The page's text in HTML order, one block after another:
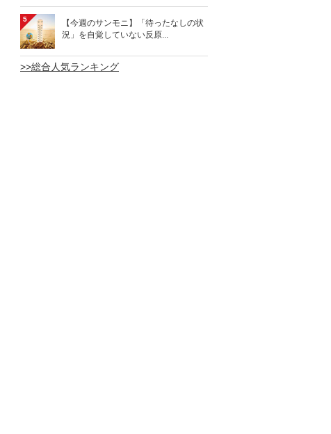
5
【今週のサンモニ】「待ったなしの状
況」を自覚していない反原...
>>総合人気ランキング